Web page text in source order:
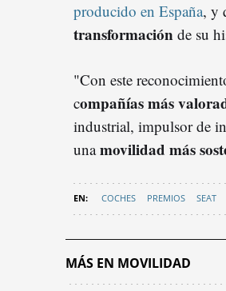
producido en España, y
transformación de su
"Con este
compañías más
industrial, impulsor de
unamovilidad más
COCHES PREMIOS SEAT
MÁS EN MOVILIDAD